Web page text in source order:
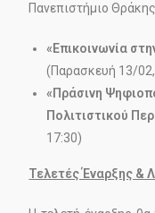
Πανεπιστήμιο
«Επικοινωνία
(Παρασκευή 13/
«Πράσινη
Πολιτιστικού
17:30)
Τελετές Έναρξης &